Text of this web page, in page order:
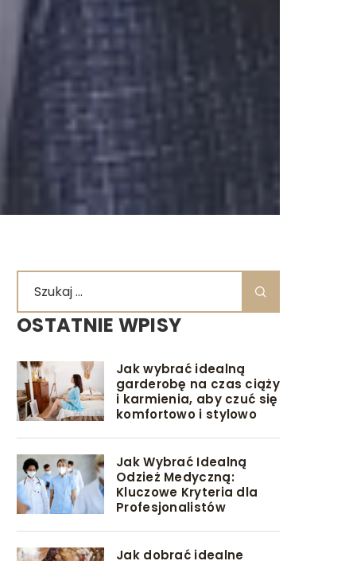
OSTATNIE WPISY
Jak wybrać idealną
garderobę na czas ciąży
i karmienia, aby czuć się
komfortowo i stylowo
Jak Wybrać Idealną
Odzież Medyczną:
Kluczowe Kryteria dla
Profesjonalistów
Jak dobrać idealne